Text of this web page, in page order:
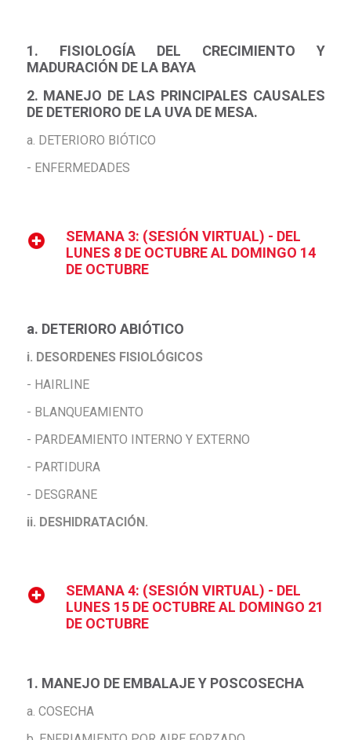
1. FISIOLOGÍA DEL CRECIMIENTO Y
MADURACIÓN DE LA BAYA
2. MANEJO DE LAS PRINCIPALES CAUSALES
DE DETERIORO DE LA UVA DE MESA.
a. DETERIORO BIÓTICO
- ENFERMEDADES
SEMANA 3: (SESIÓN VIRTUAL) - DEL
LUNES 8 DE OCTUBRE AL DOMINGO 14
DE OCTUBRE
a. DETERIORO ABIÓTICO
i. DESORDENES FISIOLÓGICOS
- HAIRLINE
- BLANQUEAMIENTO
- PARDEAMIENTO INTERNO Y EXTERNO
- PARTIDURA
- DESGRANE
ii. DESHIDRATACIÓN.
SEMANA 4: (SESIÓN VIRTUAL) - DEL
LUNES 15 DE OCTUBRE AL DOMINGO 21
DE OCTUBRE
1. MANEJO DE EMBALAJE Y POSCOSECHA
a. COSECHA